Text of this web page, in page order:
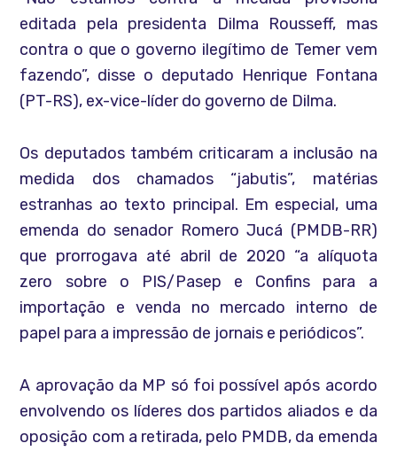
editada pela presidenta Dilma Rousseff, mas
contra o que o governo ilegítimo de Temer vem
fazendo”, disse o deputado Henrique Fontana
(PT-RS), ex-vice-líder do governo de Dilma.
Os deputados também criticaram a inclusão na
medida dos chamados “jabutis”, matérias
estranhas ao texto principal. Em especial, uma
emenda do senador Romero Jucá (PMDB-RR)
que prorrogava até abril de 2020 “a alíquota
zero sobre o PIS/Pasep e Confins para a
importação e venda no mercado interno de
papel para a impressão de jornais e periódicos”.
A aprovação da MP só foi possível após acordo
envolvendo os líderes dos partidos aliados e da
oposição com a retirada, pelo PMDB, da emenda